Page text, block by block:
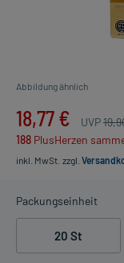
Abbildung ähnlich
18,77 € UVP
188 PlusHerzen
inkl. MwSt. zzgl.
Packungseinheit
20 St